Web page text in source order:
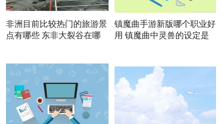
非洲目前比较热门的旅游景
点有哪些 东非大裂谷在哪
镇魔曲手游新版哪个职业好
用 镇魔曲中灵兽的设定是